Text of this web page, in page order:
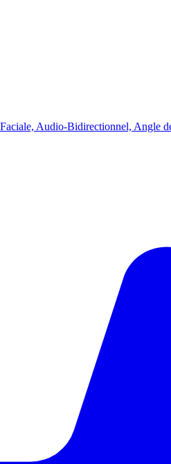
Audio-Bidirectionnel,